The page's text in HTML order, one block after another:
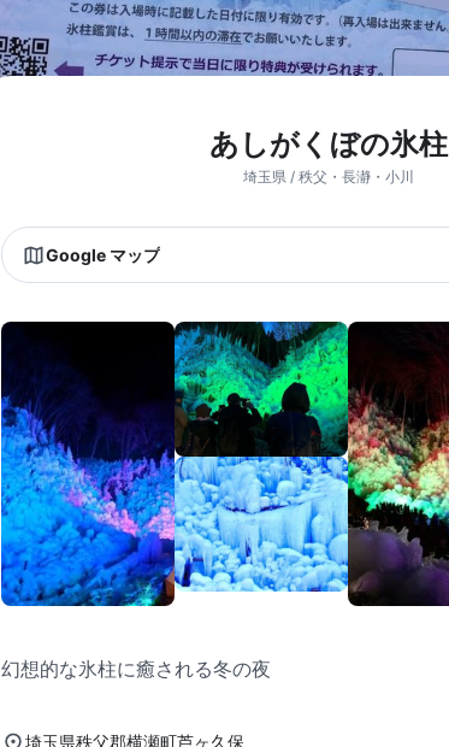
あしがくぼの氷柱
埼玉県 / 秩父・長瀞・小川
Google マップ
幻想的な氷柱に癒される冬の夜
埼玉県秩父郡横瀬町芦ヶ久保